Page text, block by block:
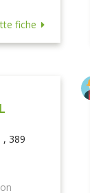
fiche
, 389